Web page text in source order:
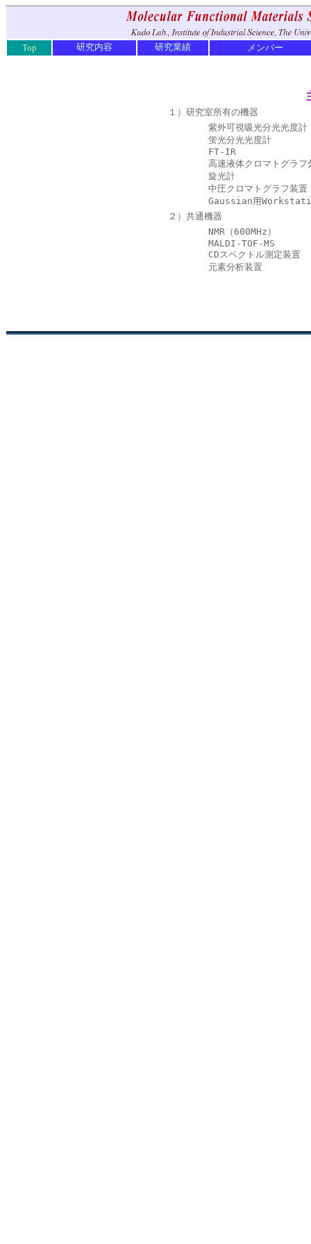
Top 研究内容 研究業績 メンバー
１）研究室所有の機器
紫外可視吸光分光光度計
蛍光分光光度計
FT-IR
高速液体クロマトグラフ
旋光計
中圧クロマトグラフ装置
Gaussian用
２）共通機器
NMR（600MHz）
MALDI-TOF-MS
CDスペクトル測定装置
元素分析装置